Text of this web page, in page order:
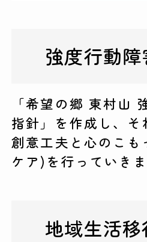
強度行動障
「希望の郷 東村山
指針」を作成し、そ
創意工夫と心のこも
ケア)を行っていきま
地域生活移